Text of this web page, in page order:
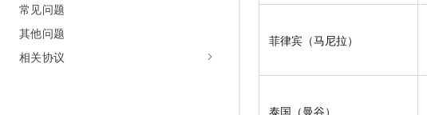
常见问题
其他问题
相关协议
菲律宾（马尼拉）
泰国（曼谷）